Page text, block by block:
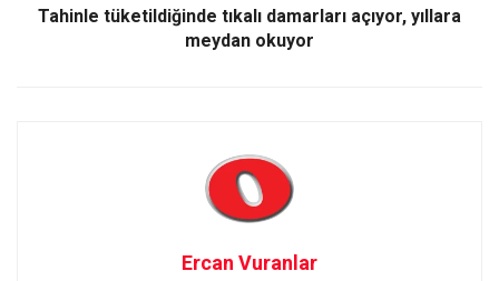
Tahinle tüketildiğinde tıkalı damarları açıyor, yıllara
meydan okuyor
Ercan Vuranlar